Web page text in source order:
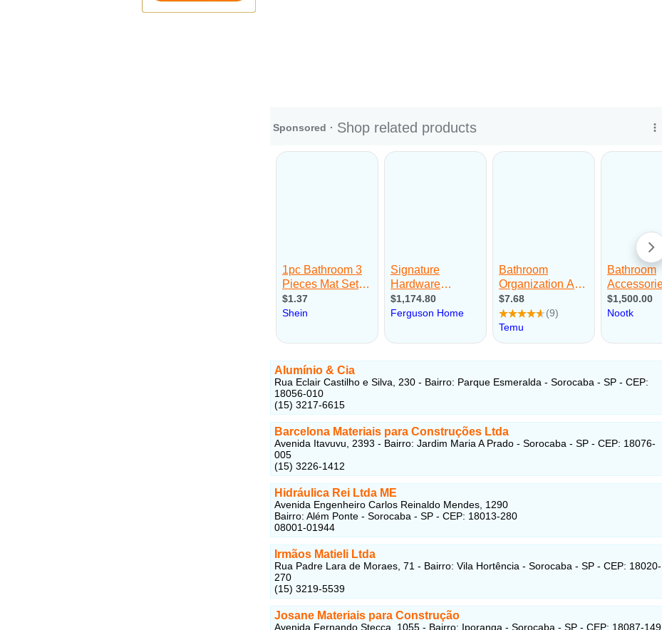
Alumínio & Cia
Rua Eclair Castilho e Silva, 230 - Bairro: Parque Esmeralda - Sorocaba - SP - CEP:
18056-010
(15) 3217-6615
Barcelona Materiais para Construções Ltda
Avenida Itavuvu, 2393 - Bairro: Jardim Maria A Prado - Sorocaba - SP - CEP: 18076-
005
(15) 3226-1412
Hidráulica Rei Ltda ME
Avenida Engenheiro Carlos Reinaldo Mendes, 1290
Bairro: Além Ponte - Sorocaba - SP - CEP: 18013-280
08001-01944
Irmãos Matieli Ltda
Rua Padre Lara de Moraes, 71 - Bairro: Vila Hortência - Sorocaba - SP - CEP: 18020-
270
(15) 3219-5539
Josane Materiais para Construção
Avenida Fernando Stecca, 1055 - Bairro: Iporanga - Sorocaba - SP - CEP: 18087-149